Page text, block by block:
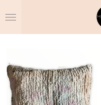
direct